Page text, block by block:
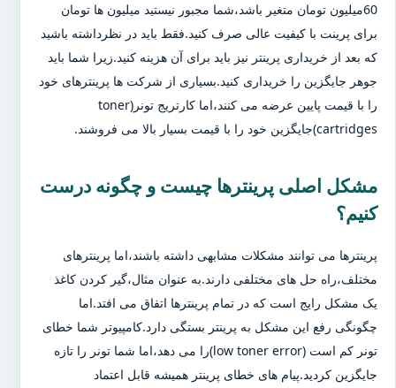
60میلیون تومان متغیر باشد،شما مجبور نیستید میلیون ها تومان
برای پرینت با کیفیت عالی صرف کنید.فقط باید در نظرداشته باشید
که بعد از خریداری پرینتر نیز باید برای آن هزینه کنید.زیرا شما باید
جوهر جایگزین را خریداری کنید.بسیاری از شرکت ها پرینترهای خود
را با قیمت پایین عرضه می کنند،اما کارتریج تونر(toner
cartridges)جایگزین خود را با قیمت بسیار بالا می فروشند.
مشکل اصلی پرینترها چیست و چگونه درست
کنیم؟
پرینترها می توانند مشکلات مشابهی داشته باشند،اما پرینترهای
مختلف،راه حل های مختلفی دارند.به عنوان مثال،گیر کردن کاغذ
یک مشکل رایج است که در تمام پرینترها اتفاق می افتد.اما
چگونگی رفع این مشکل به پرینتر بستگی دارد.کامپیوتر شما خطای
تونر کم است (low toner error)را می دهد،اما شما تونر را تازه
جایگزین کردید.پیام های خطای پرینتر همیشه قابل اعتماد